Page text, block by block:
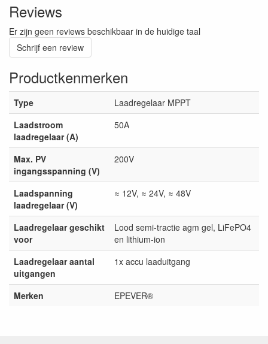
Reviews
Er zijn geen reviews beschikbaar in de huidige taal
Schrijf een review
Productkenmerken
Type
Laadregelaar MPPT
Laadstroom
laadregelaar (A)
50A
Max. PV
ingangsspanning (V)
200V
Laadspanning
laadregelaar (V)
≈ 12V, ≈ 24V, ≈ 48V
Laadregelaar geschikt
voor
Lood semi-tractie agm gel, LiFePO4
en lithium-ion
Laadregelaar aantal
uitgangen
1x accu laaduitgang
Merken EPEVER®